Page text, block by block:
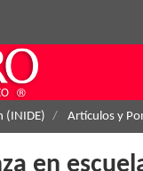
(INIDE) Artículos y
en